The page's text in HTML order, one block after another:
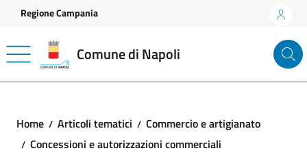
Vai ai contenuti
Vai al footer
Regione Campania
Comune di Napoli
Home Articoli tematici
Commercio e artigianato
Concessioni e autorizzazioni commerciali